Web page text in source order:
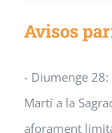
Avisos
- Diumenge
Martí a la
aforament